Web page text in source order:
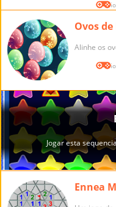
Ovos de
Alinhe os
Ennea